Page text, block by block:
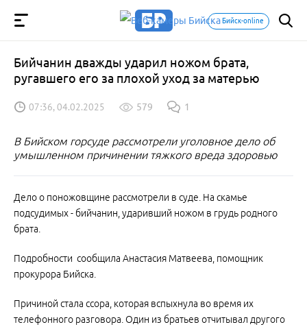
Бийск-online
Бийчанин дважды ударил ножом брата,
ругавшего его за плохой уход за матерью
07:36, 04.02.2025 579 1
В Бийском горсуде рассмотрели уголовное дело об
умышленном причинении тяжкого вреда здоровью
Дело о поножовщине рассмотрели в суде. На скамье
подсудимых - бийчанин, ударивший ножом в грудь родного
брата.
Подробности сообщила Анастасия Матвеева, помощник
прокурора Бийска.
Причиной стала ссора, которая вспыхнула во время их
телефонного разговора. Один из братьев отчитывал другого